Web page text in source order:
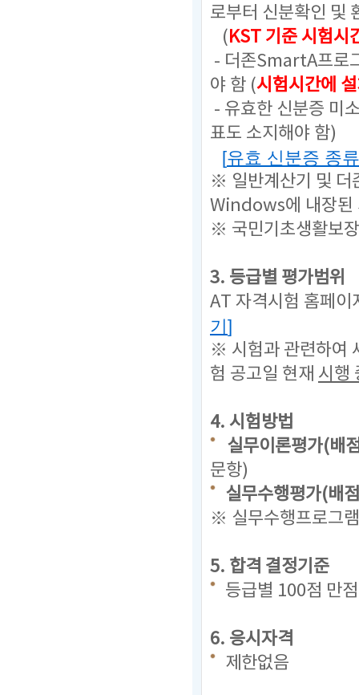
로부터 신분확인 및
(KST 기준 시험시
- 더존SmartA프로
야 함 (시험시간에
- 유효한 신분증 미
표도 소지해야 함)
[유효 신분증 종
※ 일반계산기 및 더
Windows에 내장된
※ 국민기초생활보
3. 등급별 평가범위
AT 자격시험 홈페
기]
※ 시험과 관련하여
험 공고일 현재 시행
4. 시험방법
실무이론평가(배
문항)
실무수행평가(배
※ 실무수행프로그
5. 합격 결정기준
등급별 100점 만
6. 응시자격
제한없음